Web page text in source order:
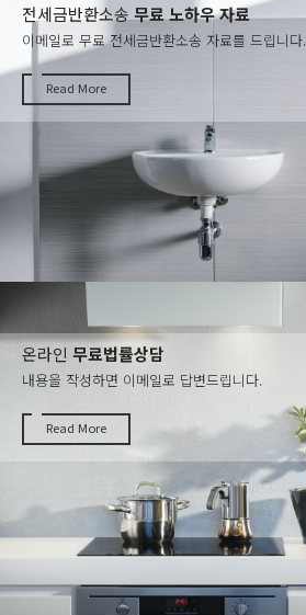
전세금반환소송 무료 노하우 자료
이메일로 무료 전세금반환소송 자료를 드립니다.
Read More
온라인 무료법률상담
내용을 작성하면 이메일로 답변드립니다.
Read More